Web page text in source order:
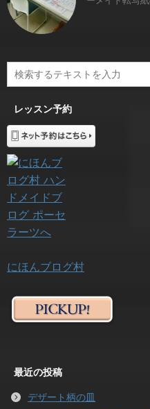
レッスン予約
にほんブログ村
最近の投稿
デザート柄の皿